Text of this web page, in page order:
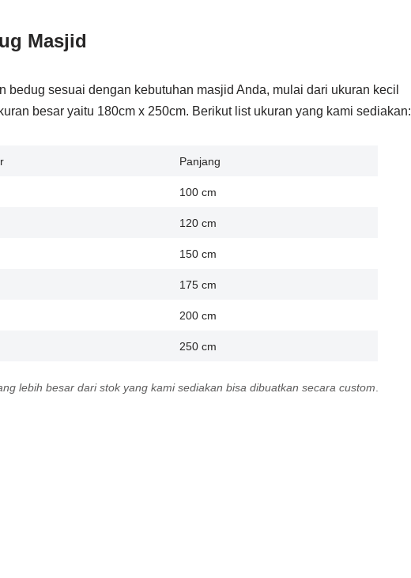
Masjid
bedug sesuai dengan kebutuhan masjid Anda, mulai dari ukuran kecil
besar yaitu 180cm x 250cm. Berikut list ukuran yang kami sediakan:
Panjang
100 cm
120 cm
150 cm
175 cm
200 cm
250 cm
lebih besar dari stok yang kami sediakan bisa dibuatkan secara custom